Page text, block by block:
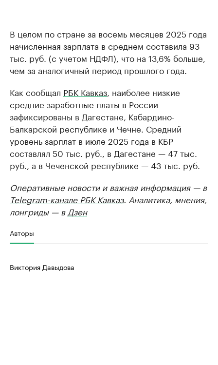
В целом по стране за восемь месяцев 2025 года
начисленная зарплата в среднем составила 93
тыс. руб. (с учетом НДФЛ), что на 13,6% больше,
чем за аналогичный период прошлого года.
Как сообщал РБК Кавказ , наиболее низкие
средние заработные платы в России
зафиксированы в Дагестане, Кабардино-
Балкарской республике и Чечне. Средний
уровень зарплат в июле 2025 года в КБР
составлял 50 тыс. руб., в Дагестане — 47 тыс.
руб., а в Чеченской республике — 43 тыс. руб.
Оперативные новости и важная информация — в
Telegram-канале РБК Кавказ. Аналитика, мнения,
лонгриды — в Дзен
Авторы
Виктория Давыдова